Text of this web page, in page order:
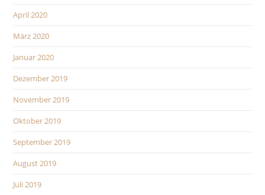
April 2020
März 2020
Januar 2020
Dezember 2019
November 2019
Oktober 2019
September 2019
August 2019
Juli 2019